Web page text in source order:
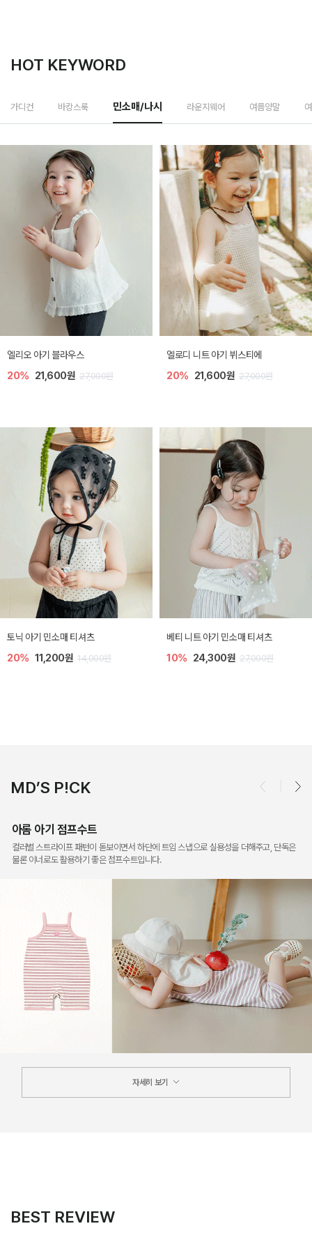
HOT KEYWORD
가디건 바캉스룩 민소매/나시 라운지웨어 여름양말
미렐 아기 라운지웨어
10% 28,800원 32,000원
[SIZE ~6Y] 로미나 라운지 셋업
10% 26,100원 29,000원
렌디 아기 라운지웨어
10% 18,900원 21,000원
[SIZE ~6Y] 오뎃 라운지웨어
10% 20,700원 23,000원
MD’S P!CK
아롬 아기 점프수트
컬러별 스트라이프 패턴이 돋보이면서 하단에 트임 스냅으로 실용성을 더해주고, 단독은
물론 이너로도 활용하기 좋은 점프수트입니다.
자세히 보기
BEST REVIEW